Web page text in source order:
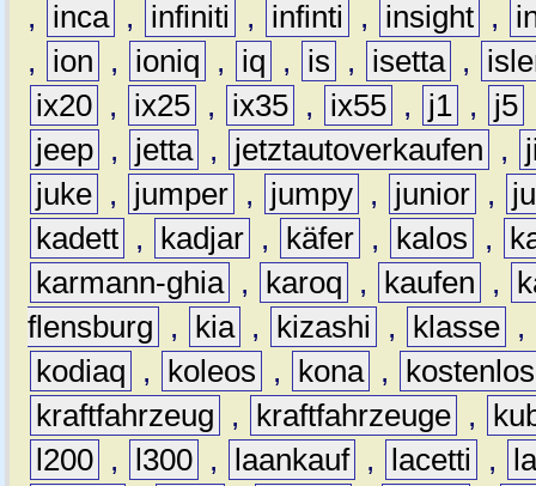
,
inca , infiniti , infinti , insight ,
,
ion , ioniq , iq , is , isetta ,
ix20 , ix25 , ix35 , ix55 , j1 , j5
jeep , jetta , jetztautoverkaufen ,
juke , jumper , jumpy , junior ,
kadett , kadjar , käfer , kalos ,
karmann-ghia , karoq , kaufen ,
flensburg
, kia , kizashi , klasse ,
kodiaq
, koleos , kona ,
kostenlos
kraftfahrzeug
, kraftfahrzeuge ,
l200 , l300 , laankauf , lacetti ,